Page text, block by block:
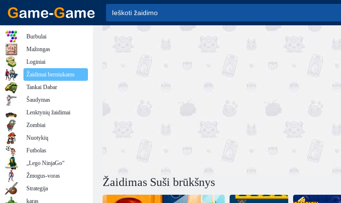
Žaidimas Suši brūkšnys
Burbulai
Mažongas
Loginiai
Žaidimai berniukams
Tankai Dabar
Šaudymas
Lenktynių žaidimai
Zombiai
Nuotykių
Futbolas
„Lego NinjaGo“
Žmogus-voras
Strategija
karas